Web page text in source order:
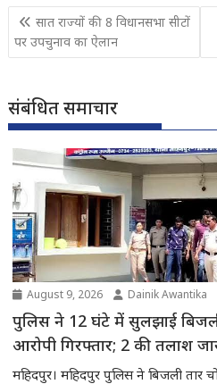
Post
navigation
सात राज्यों की 8 विधानसभा सीटों
पर उपचुनाव का ऐलान
संबंधित समाचार
August 9, 2026 Dainik Awantika
पुलिस ने 12 घंटे में सुलझाई बिजली
आरोपी गिरफ्तार; 2 की तलाश
महिदपुर। महिदपुर पुलिस ने बिजली